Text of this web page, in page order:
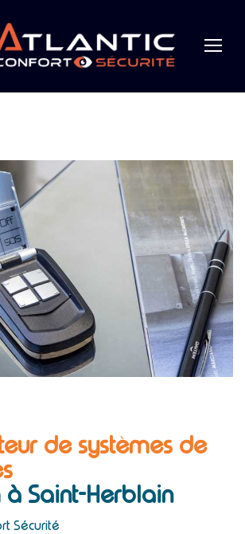
de systèmes de
à Saint-Herblain
Sécurité